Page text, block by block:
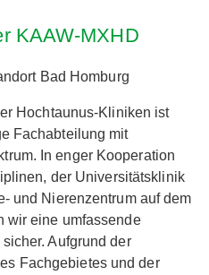
KAAW-MXHD
Bad Homburg
Hochtaunus-Kliniken ist
Fachabteilung mit
In enger Kooperation
der Universitätsklinik
und Nierenzentrum auf dem
wir eine umfassende
Aufgrund der
Fachgebietes und der